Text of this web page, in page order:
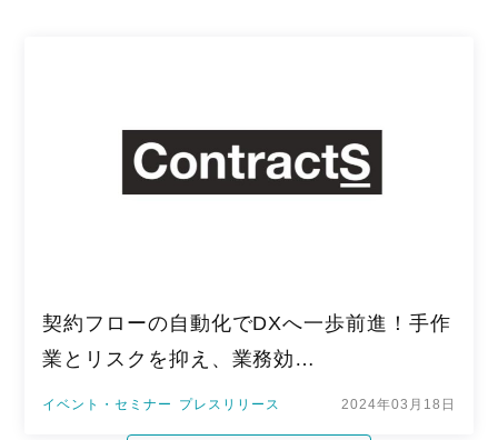
契約フローの自動化でDXへ一歩前進！手作
業とリスクを抑え、業務効…
イベント・セミナー プレスリリース 2024年03月18日